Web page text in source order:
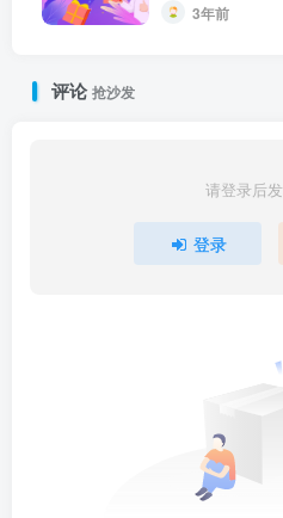
3年前
评论抢沙发
请登录后
登录